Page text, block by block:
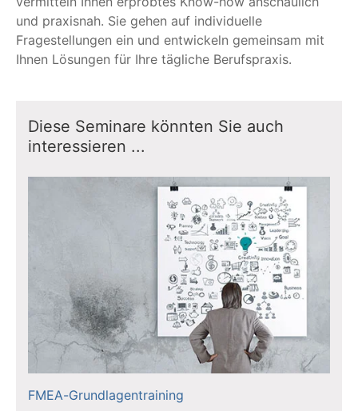
und praxisnah. Sie gehen auf individuelle
Fragestellungen ein und entwickeln gemeinsam mit
Ihnen Lösungen für Ihre tägliche Berufspraxis.
Diese Seminare könnten Sie auch
interessieren ...
FMEA-Grundlagentraining